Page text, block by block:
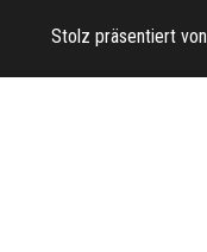
Stolz präsentiert von